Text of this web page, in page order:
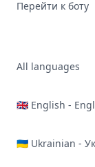
Перейти к боту
All languages
🇬🇧 English -
🇺🇦 Ukrainian -